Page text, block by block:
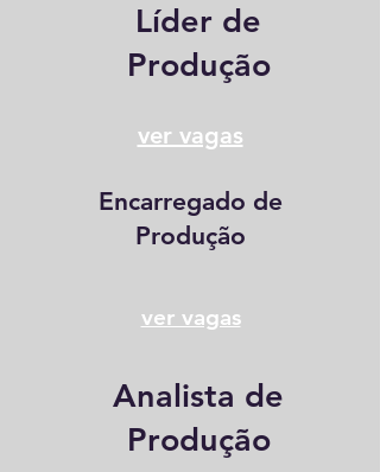
Líder de
Produção
ver vagas
Encarregado de
Produção
ver vagas
Analista de
Produção